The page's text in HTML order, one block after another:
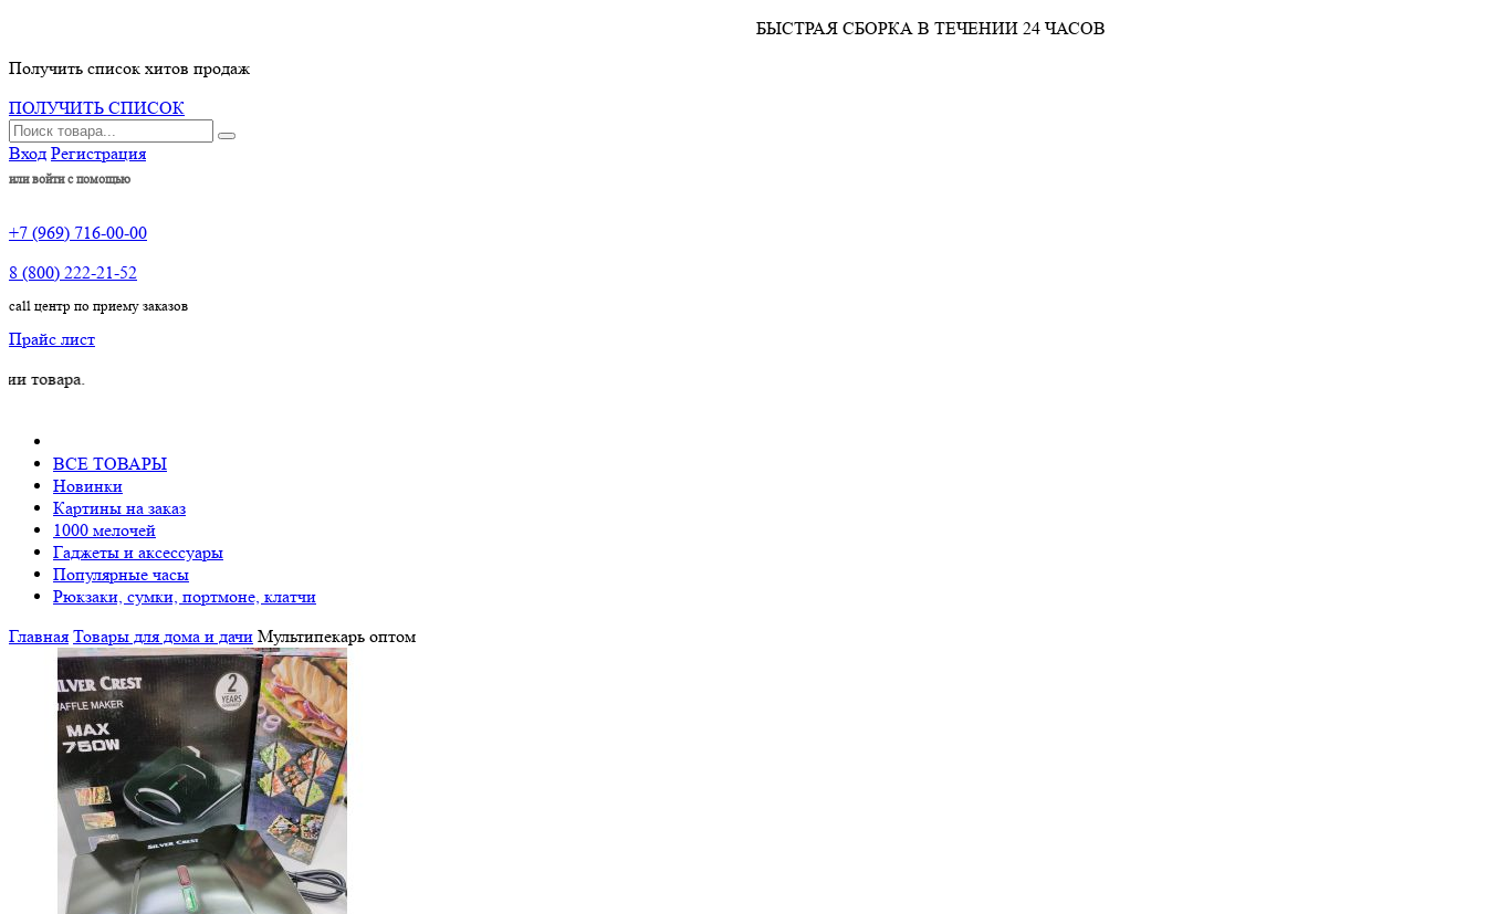
БЫСТРАЯ СБОРКА В ТЕЧЕНИИ 24 ЧАСОВ
Получить список хитов продаж
ПОЛУЧИТЬ СПИСОК
Вход Регистрация
или войти с помощью
+7 (969) 716-00-00
8 (800) 222-21-52
call центр по приему заказов
Прайс лист
ВСЕ ТОВАРЫ
Новинки
Картины на заказ
1000 мелочей
Гаджеты и аксессуары
Популярные часы
Рюкзаки, сумки, портмоне, клатчи
Главная Товары для дома и дачи Мультипекарь оптом